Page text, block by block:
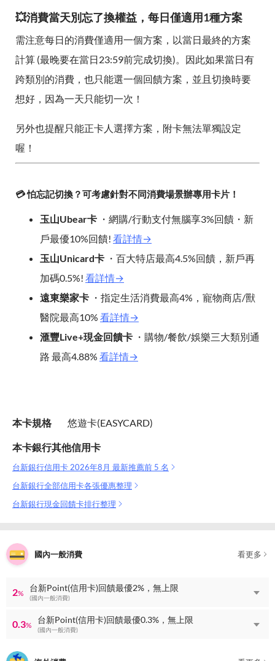
💥消費當天別忘了換權益，每日僅適用1種方案
需注意每日的消費僅適用一個方案，以當日最終的方案
計算 (最晚要在當日23:59前完成切換)。因此如果當日有
跨類別的消費，也只能選一個回饋方案，並且切換時要
想好，因為一天只能切一次！
另外也提醒只能正卡人選擇方案，附卡無法單獨設定
喔！
💳 怕忘記切換？可考慮針對不同消費場景辦專用卡片！
玉山Ubear卡 ・網購/行動支付無腦享3%回饋・新
戶最優10%回饋! 看詳情→
玉山Unicard卡 ・百大特店最高4.5%回饋，新戶再
加碼0.5%! 看詳情→
遠東樂家卡 ・指定生活消費最高4%，寵物商店/獸
醫院最高10% 看詳情→
滙豐Live+現金回饋卡 ・購物/餐飲/娛樂三大類別通
路 最高4.88% 看詳情→
本卡規格 悠遊卡(EASYCARD)
本卡銀行其他信用卡
台新銀行信用卡 2026年8月 最新推薦前 5 名
台新銀行全部信用卡各張優惠整理
台新銀行現金回饋卡排行整理
國內一般消費 看更多
2%
台新Point(信用卡)回饋最優2%，無上限
(國內一般消費)
0.3%
台新Point(信用卡)回饋最優0.3%，無上限
(國內一般消費)